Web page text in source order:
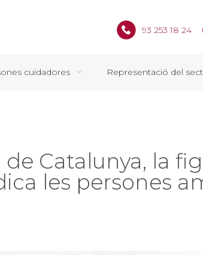
cuidadores Representació del
93 253 18 24
de Catalunya, la
les persones